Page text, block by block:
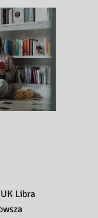
Libra